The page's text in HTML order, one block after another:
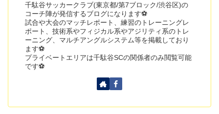
千駄谷サッカークラブ(東京都/第7ブロック/渋谷区)の
コーチ陣が発信するブログになります⚽
試合や大会のマッチレポート、練習のトレーニングレ
ポート、技術系やフィジカル系やアジリティ系のトレ
ーニング、マルチアングルシステム等を掲載しており
ます⚽
プライベートエリアは千駄谷SCの関係者のみ閲覧可能
です⚽